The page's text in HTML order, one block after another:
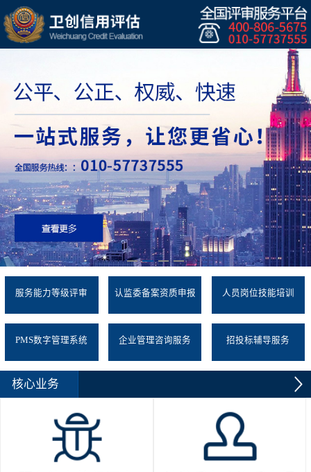
服务能力等级评审 认监委备案资质申报 人员岗位技能培训
PMS数字管理系统 企业管理咨询服务 招投标辅导服务
核心业务